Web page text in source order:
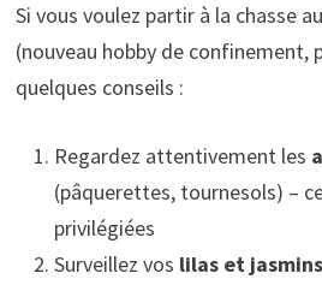
Si vous voulez partir à la chasse
(nouveau hobby de confinement,
quelques conseils :
Regardez attentivement les
(pâquerettes, tournesols) –
privilégiées
Surveillez vos lilas et jasmins